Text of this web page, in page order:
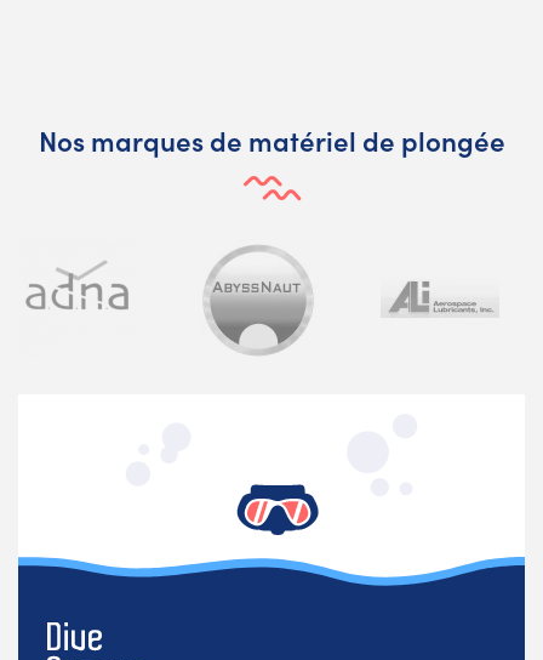
Nos marques de matériel de plongée